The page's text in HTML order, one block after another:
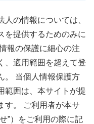
の情報については、
を提供するためのみに
報の保護に細心の注
、適用範囲を超えて登
。 当個人情報保護方
範囲は、本サイトが提
す。 ご利用者が本サ
”）をご利用の際に記